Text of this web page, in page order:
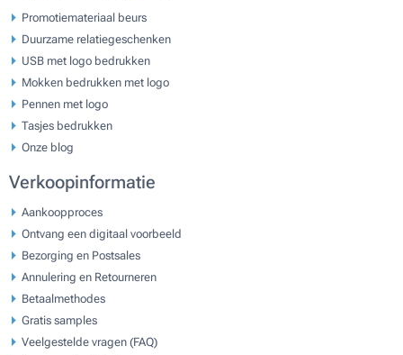
Promotiemateriaal beurs
Duurzame relatiegeschenken
USB met logo bedrukken
Mokken bedrukken met logo
Pennen met logo
Tasjes bedrukken
Onze blog
Verkoopinformatie
Aankoopproces
Ontvang een digitaal voorbeeld
Bezorging en Postsales
Annulering en Retourneren
Betaalmethodes
Gratis samples
Veelgestelde vragen (FAQ)